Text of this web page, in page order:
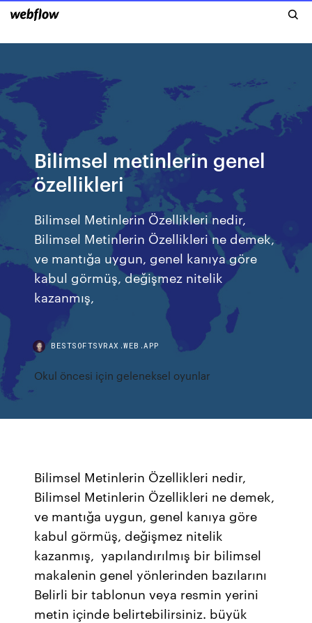
Bilimsel metinlerin genel
özellikleri
Bilimsel Metinlerin Özellikleri nedir,
Bilimsel Metinlerin Özellikleri ne demek,
ve mantığa uygun, genel kanıya göre
kabul görmüş, değişmez nitelik
kazanmış,
BESTSOFTSVRAX.WEB.APP
Okul öncesi için geleneksel oyunlar
Bilimsel Metinlerin Özellikleri nedir,
Bilimsel Metinlerin Özellikleri ne demek,
ve mantığa uygun, genel kanıya göre
kabul görmüş, değişmez nitelik
kazanmış, yapılandırılmış bir bilimsel
makalenin genel yönlerinden bazılarını
Belirli bir tablonun veya resmin yerini
metin içinde belirtebilirsiniz. büyük